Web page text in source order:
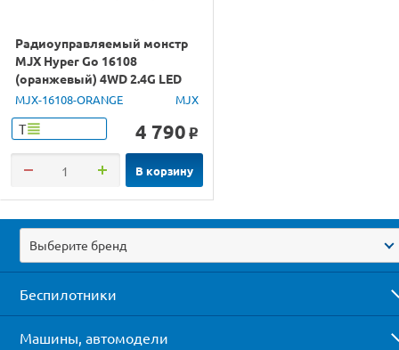
Радиоуправляемый монстр
MJX Hyper Go 16108
(оранжевый) 4WD 2.4G LED
1/16 RTR
MJX-16108-ORANGE MJX
Т 4 790 o
В корзину
Выберите бренд
Беспилотники
Машины, автомодели